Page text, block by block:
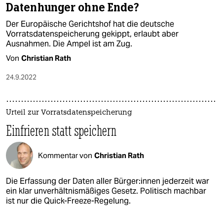
Datenhunger ohne Ende?
Der Europäische Gerichtshof hat die deutsche
Vorratsdatenspeicherung gekippt, erlaubt aber
Ausnahmen. Die Ampel ist am Zug.
Von Christian Rath
24.9.2022
Urteil zur Vorratsdatenspeicherung
Einfrieren statt speichern
Kommentar von Christian Rath
Die Erfassung der Daten aller Bür­ge­r:in­nen jederzeit war
ein klar unverhältnismäßiges Gesetz. Politisch machbar
ist nur die Quick-Freeze-Regelung.